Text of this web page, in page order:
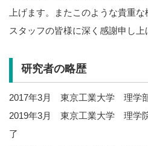
上げます。またこのような貴重
スタッフの皆様に深く感謝申し上
研究者の略歴
2017年3月 東京工業大学 理学
2019年3月 東京工業大学 理学
了